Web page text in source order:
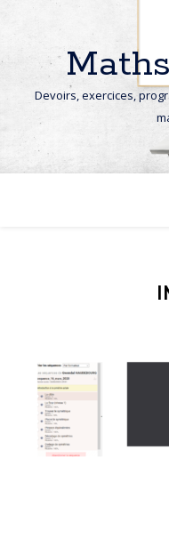
Devoirs, exercices,